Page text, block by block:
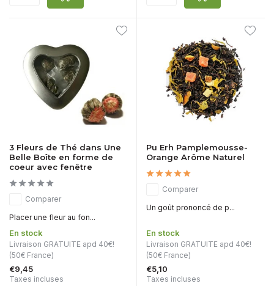
3 Fleurs de Thé dans Une
Belle Boîte en forme de
coeur avec fenêtre
Comparer
Placer une fleur au fon...
En stock
Livraison GRATUITE apd 40€!
(50€ France)
€9,45
Taxes incluses
Pu Erh Pamplemousse-
Orange Arôme Naturel
Comparer
Un goût prononcé de p...
En stock
Livraison GRATUITE apd 40€!
(50€ France)
€5,10
Taxes incluses